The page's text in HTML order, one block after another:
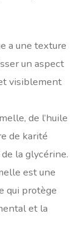
a une texture
un aspect
visiblement
de l’huile
de karité
de la glycérine.
est une
qui protège
et la